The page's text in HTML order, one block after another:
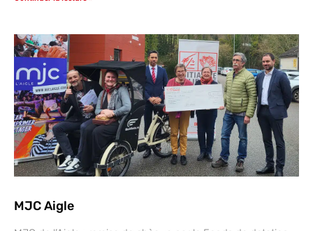
MJC Aigle